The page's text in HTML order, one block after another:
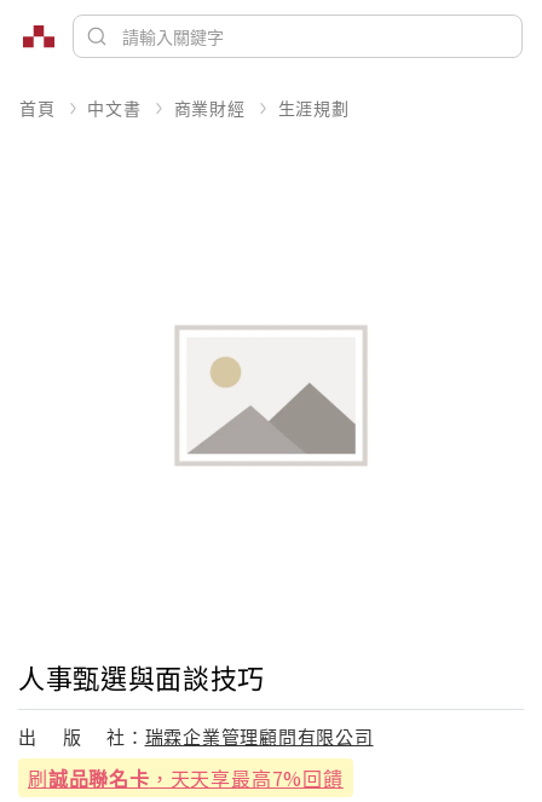
首頁 中文書 商業財經 生涯規劃
人事甄選與面談技巧
出 版 社： 瑞霖企業管理顧問有限公司
刷誠品聯名卡 ，天天享最高7%回饋